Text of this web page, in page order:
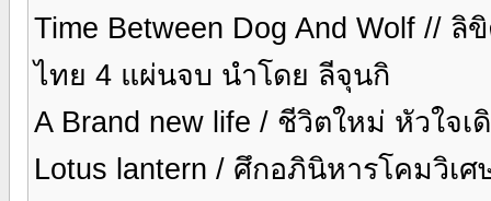
Time Between Dog And Wolf //
ไทย 4 แผ่นจบ นำโดย ลีจุนกิ
A Brand new life / ชีวิตใหม่ หัวใจ
Lotus lantern / ศึกอภินิหารโคมวิเ